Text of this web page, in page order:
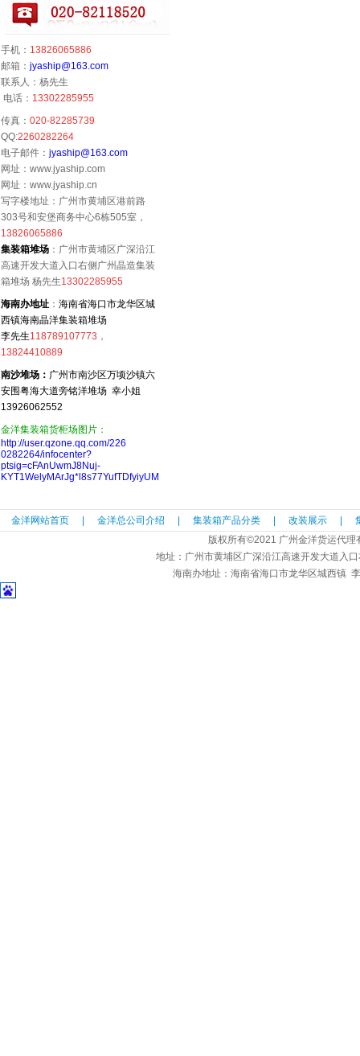
手机： 13826065886
邮箱： jyaship@163.com
联系人：杨先生
电话： 13302285955
传真： 020-82285739
QQ:2260282264
电子邮件： jyaship@163.com
网址：www.jyaship.com
网址：www.jyaship.cn
写字楼地址：广州市黄埔区港前路
303号和安堡商务中心6栋505室，
13826065886
集装箱堆场 ：广州市黄埔区广深沿江
高速开发大道入口右侧广州晶造集装
箱堆场 杨先生13302285955
海南办地址 ： 海南省海口市龙华区城
西镇海南晶洋集装箱堆场
李先生118789107773，
13824410889
南沙堆场： 广州市南沙区万顷沙镇六
安围粤海大道旁铭洋堆场 幸小姐
13926062552
金洋集装箱货柜场图片：
http://user.qzone.qq.com/226
0282264/infocenter?
ptsig=cFAnUwmJ8Nuj-
KYT1WelyMArJg*l8s77YufTDfyiyUM
金洋网站首页 金洋总公司介绍 集装箱产品分类 改装展示
版权所有©2021 广州金洋货运代
地址：广州市黄埔区广深沿江高速开发大道入
海南办地址：海南省海口市龙华区城西镇